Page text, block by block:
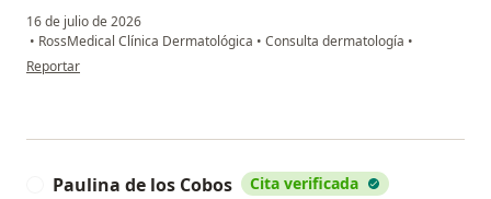
16 de julio de 2026
• RossMedical Clínica Dermatológica • Consulta dermatología •
en opinión del usuario Ana
Reportar
Paulina de los Cobos Cita verificada